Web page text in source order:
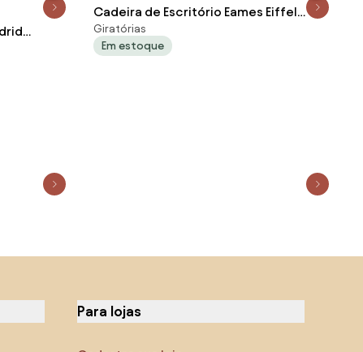
2
Cadeira de Escritório Eames Eiffel
Giratória - Preto
Giratórias
Em estoque
Para lojas